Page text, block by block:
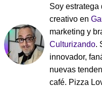
Soy estratega
creativo en
marketing y
Culturizando.
innovador,
nuevas
café. Pizza